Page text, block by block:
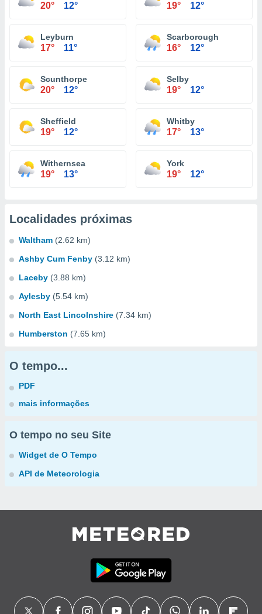
20° 12° 19° 12°
Leyburn
17° 11°
Scarborough
16° 12°
Scunthorpe
20° 12°
Selby
19° 12°
Sheffield
19° 12°
Whitby
17° 13°
Withernsea
19° 13°
York
19° 12°
Localidades próximas
Waltham (2.62 km)
Ashby Cum Fenby (3.12 km)
Laceby (3.88 km)
Aylesby (5.54 km)
North East Lincolnshire (7.34 km)
Humberston (7.65 km)
O tempo...
PDF
mais informações
O tempo no seu Site
Widget de O Tempo
API de Meteorologia